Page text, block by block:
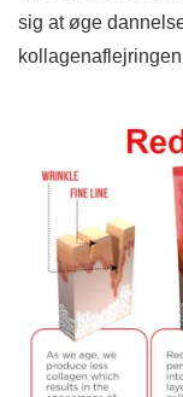
sig at øge